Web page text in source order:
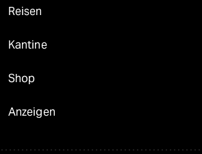
Reisen
Kantine
Shop
Anzeigen